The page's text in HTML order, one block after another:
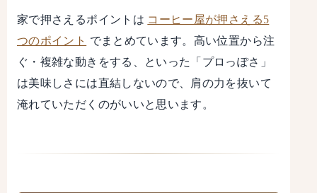
家で押さえるポイントは コーヒー屋が押さえる5
つのポイント でまとめています。高い位置から注
ぐ・複雑な動きをする、といった「プロっぽさ」
は美味しさには直結しないので、肩の力を抜いて
淹れていただくのがいいと思います。